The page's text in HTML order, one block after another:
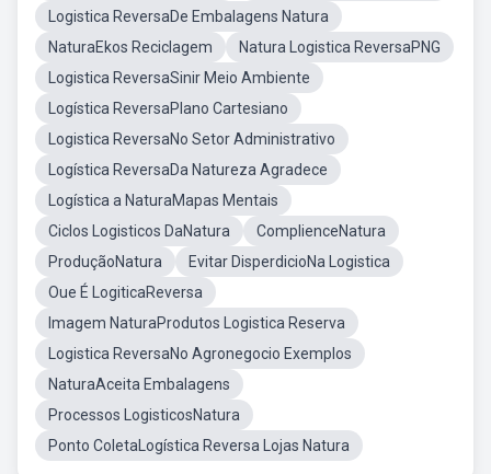
Logistica ReversaDe Embalagens Natura
NaturaEkos Reciclagem
Natura Logistica ReversaPNG
Logistica ReversaSinir Meio Ambiente
Logística ReversaPlano Cartesiano
Logistica ReversaNo Setor Administrativo
Logística ReversaDa Natureza Agradece
Logística a NaturaMapas Mentais
Ciclos Logisticos DaNatura
ComplienceNatura
ProduçãoNatura
Evitar DisperdicioNa Logistica
Oue É LogiticaReversa
Imagem NaturaProdutos Logistica Reserva
Logistica ReversaNo Agronegocio Exemplos
NaturaAceita Embalagens
Processos LogisticosNatura
Ponto ColetaLogística Reversa Lojas Natura